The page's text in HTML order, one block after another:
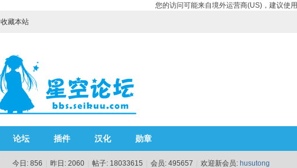
您的访问可能来自境外运营商(US)，建议使用
收藏本站
论坛 插件 汉化 勋章
今日: 856 昨日: 2060 帖子: 18033615 会员: 495657 欢迎新会员: husutong